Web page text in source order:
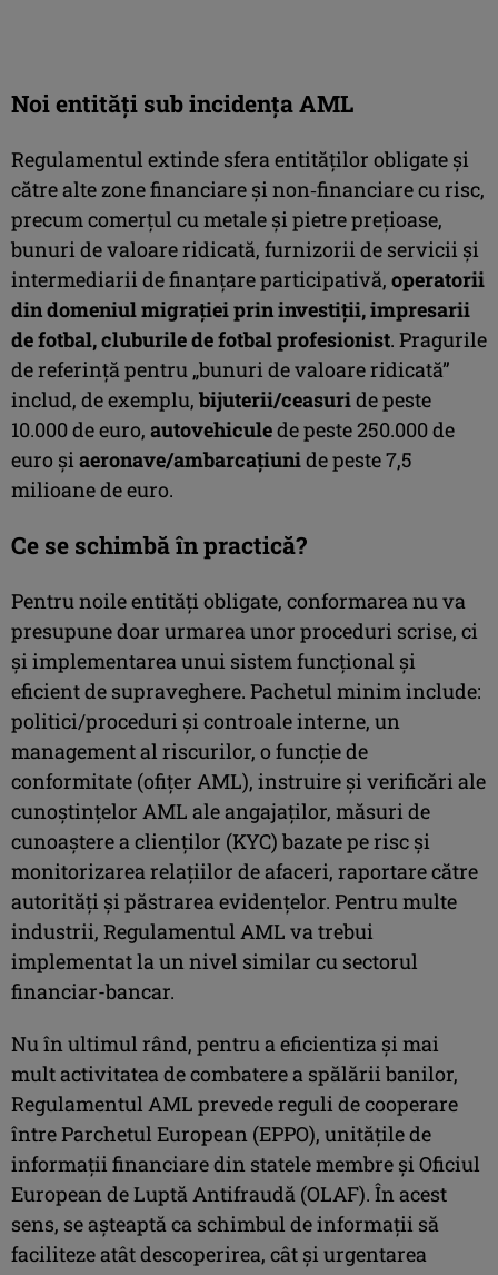
Noi entități sub incidența AML
Regulamentul extinde sfera entităților obligate și
către alte zone financiare și non‑financiare cu risc,
precum comerțul cu metale și pietre prețioase,
bunuri de valoare ridicată, furnizorii de servicii și
intermediarii de finanțare participativă, operatorii
din domeniul migrației prin investiții, impresarii
de fotbal, cluburile de fotbal profesionist. Pragurile
de referință pentru „bunuri de valoare ridicată”
includ, de exemplu, bijuterii/ceasuride peste
10.000 de euro, autovehiculede peste 250.000 de
euro șiaeronave/ambarcațiunide peste 7,5
milioane de euro.
Ce se schimbă în practică?
Pentru noile entități obligate, conformarea nu va
presupune doar urmarea unor proceduri scrise, ci
și implementarea unui sistem funcțional și
eficient de supraveghere. Pachetul minim include:
politici/proceduri și controale interne, un
management al riscurilor, o funcție de
conformitate (ofițer AML), instruire și verificări ale
cunoștințelor AML ale angajaților, măsuri de
cunoaștere a clienților (KYC) bazate pe risc și
monitorizarea relațiilor de afaceri, raportare către
autorități și păstrarea evidențelor. Pentru multe
industrii, Regulamentul AML va trebui
implementat la un nivel similar cu sectorul
financiar-bancar.
Nu în ultimul rând, pentru a eficientiza și mai
mult activitatea de combatere a spălării banilor,
Regulamentul AML prevede reguli de cooperare
între Parchetul European (EPPO), unitățile de
informații financiare din statele membre și Oficiul
European de Luptă Antifraudă (OLAF). În acest
sens, se așteaptă ca schimbul de informații să
faciliteze atât descoperirea, cât și urgentarea